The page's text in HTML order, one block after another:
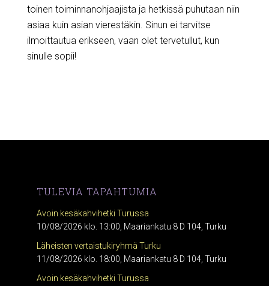
toinen toiminnanohjaajista ja hetkissä puhutaan niin
asiaa kuin asian vierestäkin. Sinun ei tarvitse
ilmoittautua erikseen, vaan olet tervetullut, kun
sinulle sopii!
TULEVIA TAPAHTUMIA
Avoin kesäkahvihetki Turussa
10/08/2026 klo. 13:00, Maariankatu 8 D 104, Turku
Läheisten vertaistukiryhmä Turku
11/08/2026 klo. 18:00, Maariankatu 8 D 104, Turku
Avoin kesäkahvihetki Turussa